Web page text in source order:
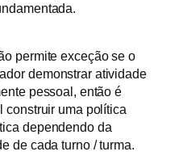
permite exceção se o
demonstrar atividade
pessoal, então é
construir uma política
dependendo da
de cada turno / turma.